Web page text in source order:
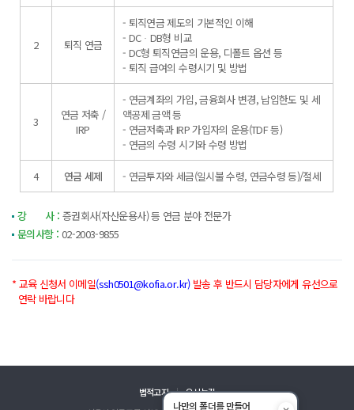
2 퇴직 연금
- 퇴직연금 제도의 기본적인 이해
- DCᆞDB형 비교
- DC형 퇴직연금의 운용, 디폴트 옵션 등
- 퇴직 급여의 수령시기 및 방법
3
연금 저축 /
IRP
- 연금계좌의 가입, 금융회사 변경, 납입한도 및 세
액공제 금액 등
- 연금저축과 IRP 가입자의 운용(TDF 등)
- 연금의 수령 시기와 수령 방법
4 연금 세제 - 연금투자와 세금(일시불 수령, 연금수령 등)/절세
강 사 : 증권회사(자산운용사) 등 연금 분야 전문가
문의사항 : 02-2003-9855
* 교육 신청서 이메일(ssh0501@kofia.or.kr)발송 후 반드시 담당자에게 유선으로
연락 바랍니다
법적고지
오시는길
나만의 폴더를 만들어